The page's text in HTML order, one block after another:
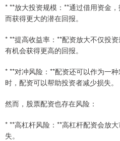
* **放大投资规模：**通过借用资金
而获得更大的潜在回报。
* **提高收益率：**配资放大不仅投
有机会获得更高的回报。
* **对冲风险：**配资还可以作为一
时，配资可以帮助投资者减少损失。
然而，股票配资也存在风险：
* **高杠杆风险：**高杠杆配资会放
失。